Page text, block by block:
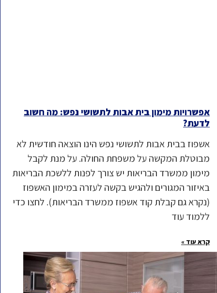
אפשרויות מימון בית אבות לתשושי נפש: מה חשוב
לדעת?
אשפוז בבית אבות לתשושי נפש הינו הוצאה חודשית לא
מבוטלת המקשה על משפחת החולה. על מנת לקבל
מימון ממשרד הבריאות יש צורך לפנות ללשכת הבריאות
באיזור המגורים ולהגיש בקשה לעזרה במימון האשפוז
(נקרא גם קבלת קוד אשפוז ממשרד הבריאות). לחצו כדי
ללמוד עוד
קרא עוד »